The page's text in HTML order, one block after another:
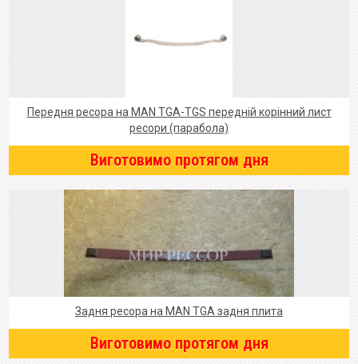
Передня ресора на MAN TGA-TGS передній корінний лист
ресори (парабола)
Виготовимо протягом дня
Задня ресора на MAN TGA задня плита
Виготовимо протягом дня